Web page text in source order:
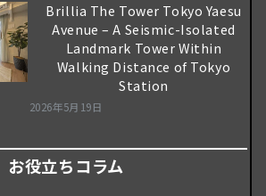
Brillia The Tower Tokyo Yaesu
Avenue – A Seismic-Isolated
Landmark Tower Within
Walking Distance of Tokyo
Station
2026年5月19日
お役立ちコラム